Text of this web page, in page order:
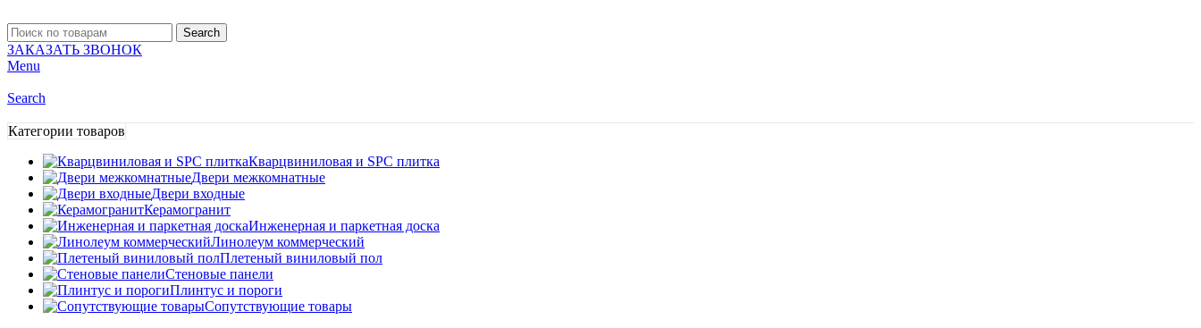
Search
ЗАКАЗАТЬ ЗВОНОК
Menu
Search
Категории товаров
Кварцвиниловая и SPC плитка
Двери межкомнатные
Двери входные
Керамогранит
Инженерная и паркетная доска
Линолеум коммерческий
Плетеный виниловый пол
Стеновые панели
Плинтус и пороги
Сопутствующие товары